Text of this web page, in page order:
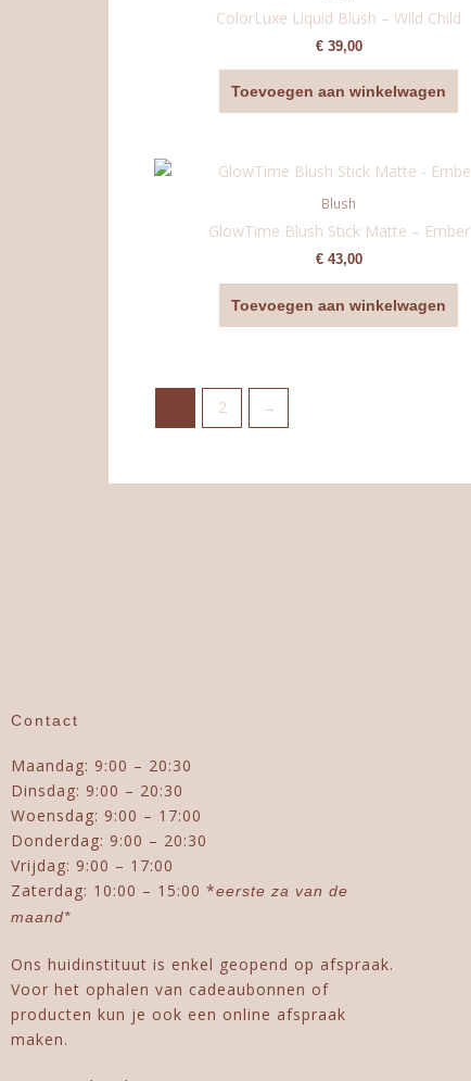
ColorLuxe Liquid Blush – Wild Child
€39,00
Toevoegen aan winkelwagen
Blush
GlowTime Blush Stick Matte – Ember
€43,00
Toevoegen aan winkelwagen
2 →
Contact
Maandag: 9:00 – 20:30
Dinsdag: 9:00 – 20:30
Woensdag: 9:00 – 17:00
Donderdag: 9:00 – 20:30
Vrijdag: 9:00 – 17:00
Zaterdag: 10:00 – 15:00 *eerste za van de
maand*
Ons huidinstituut is enkel geopend op afspraak.
Voor het ophalen van cadeaubonnen of
producten kun je ook een online afspraak
maken.